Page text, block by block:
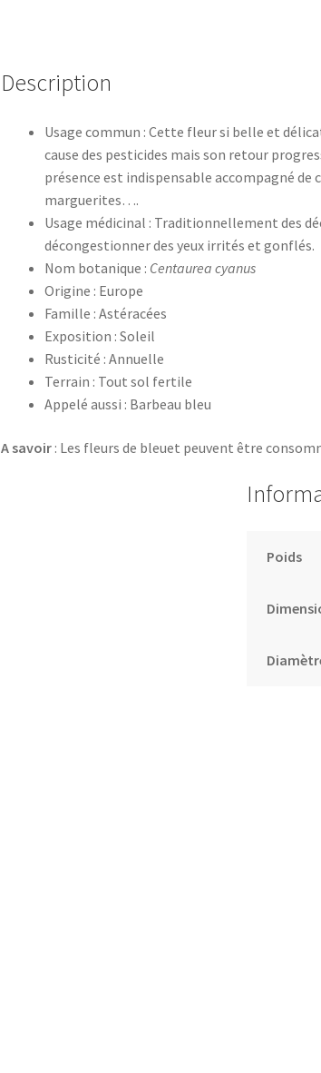
Description
Usage commun : Cette fleur si belle et
cause des pesticides mais son retour
présence est indispensable accompagné
marguerites….
Usage médicinal : Traditionnellement des
décongestionner des yeux irrités et gonflés.
Nom botanique : Centaurea cyanus
Origine : Europe
Famille : Astéracées
Exposition : Soleil
Rusticité : Annuelle
Terrain : Tout sol fertile
Appelé aussi : Barbeau bleu
A savoir : Les fleurs de bleuet peuvent être
Poids